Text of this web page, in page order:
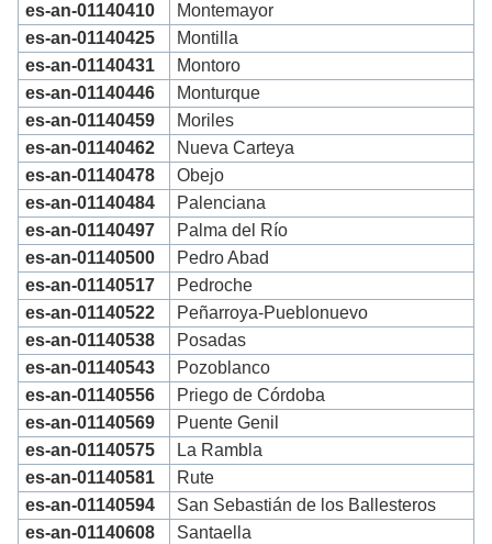
es-an-01140410
Montemayor
es-an-01140425
Montilla
es-an-01140431
Montoro
es-an-01140446
Monturque
es-an-01140459
Moriles
es-an-01140462
Nueva Carteya
es-an-01140478
Obejo
es-an-01140484
Palenciana
es-an-01140497
Palma del Río
es-an-01140500
Pedro Abad
es-an-01140517
Pedroche
es-an-01140522
Peñarroya-Pueblonuevo
es-an-01140538
Posadas
es-an-01140543
Pozoblanco
es-an-01140556
Priego de Córdoba
es-an-01140569
Puente Genil
es-an-01140575
La Rambla
es-an-01140581
Rute
es-an-01140594
San Sebastián de los Ballesteros
es-an-01140608
Santaella